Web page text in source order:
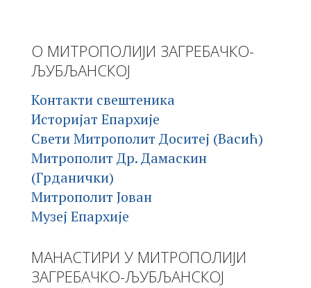
О МИТРОПОЛИЈИ ЗАГРЕБАЧКО-
ЉУБЉАНСКОЈ
Контакти свештеника
Историјат Епархије
Свети Митрополит Доситеј (Васић)
Митрополит Др. Дамаскин
(Грданички)
Митрополит Јован
Музеј Епархије
МАНАСТИРИ У МИТРОПОЛИЈИ
ЗАГРЕБАЧКО-ЉУБЉАНСКОЈ